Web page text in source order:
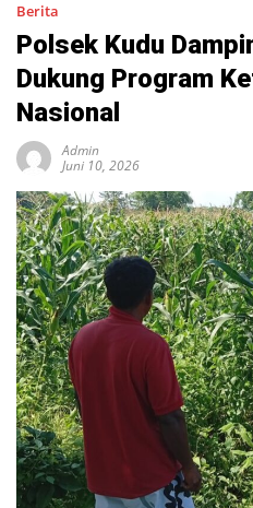
Berita
Polsek Kudu
Dukung Program
Nasional
Admin
Juni 10, 2026